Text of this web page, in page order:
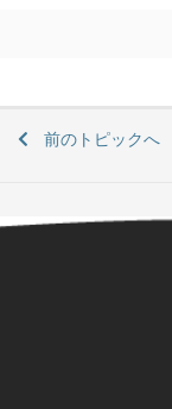
前のトピックへ